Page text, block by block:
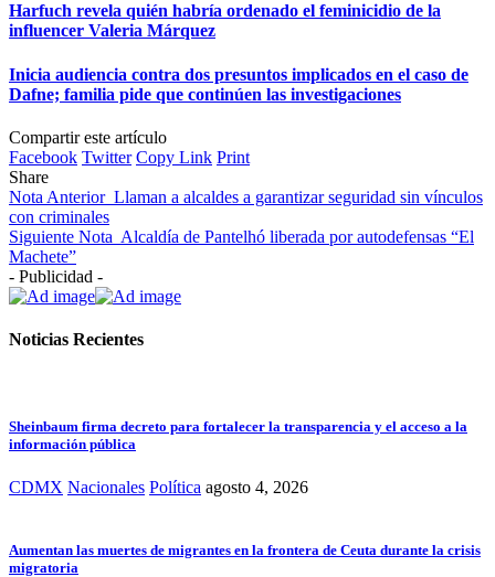
Harfuch revela quién habría ordenado el feminicidio de la
influencer Valeria Márquez
Inicia audiencia contra dos presuntos implicados en el caso de
Dafne; familia pide que continúen las investigaciones
Compartir este artículo
Facebook Twitter Copy Link Print
Share
Nota Anterior Llaman a alcaldes a garantizar seguridad sin vínculos
con criminales
Siguiente Nota Alcaldía de Pantelhó liberada por autodefensas “El
Machete”
- Publicidad -
Noticias Recientes
Sheinbaum firma decreto para fortalecer la transparencia y el acceso a la
información pública
CDMX Nacionales Política agosto 4, 2026
Aumentan las muertes de migrantes en la frontera de Ceuta durante la crisis
migratoria